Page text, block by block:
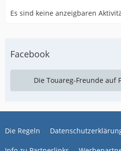
Es sind keine anzeigbaren
Facebook
Die Touareg-Freunde auf
Die Regeln